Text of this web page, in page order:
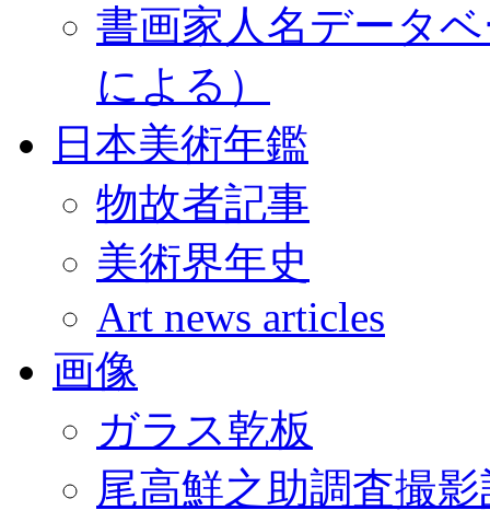
書画家人名データ
による）
日本美術年鑑
物故者記事
美術界年史
Art news articles
画像
ガラス乾板
尾高鮮之助調査撮